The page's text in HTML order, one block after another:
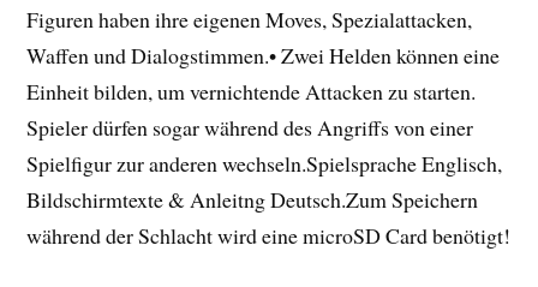
Figuren haben ihre eigenen Moves, Spezialattacken,
Waffen und Dialogstimmen.• Zwei Helden können eine
Einheit bilden, um vernichtende Attacken zu starten.
Spieler dürfen sogar während des Angriffs von einer
Spielfigur zur anderen wechseln.Spielsprache Englisch,
Bildschirmtexte & Anleitng Deutsch.Zum Speichern
während der Schlacht wird eine microSD Card benötigt!